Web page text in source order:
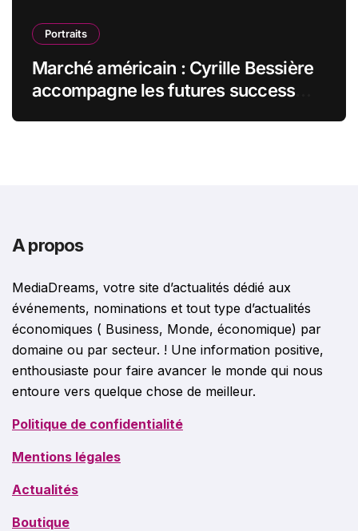
Portraits
Marché américain : Cyrille Bessière
accompagne les futures success
A propos
MediaDreams, votre site d’actualités dédié aux
événements, nominations et tout type d’actualités
économiques ( Business, Monde, économique) par
domaine ou par secteur. ! Une information positive,
enthousiaste pour faire avancer le monde qui nous
entoure vers quelque chose de meilleur.
Politique de confidentialité
Mentions légales
Actualités
Boutique